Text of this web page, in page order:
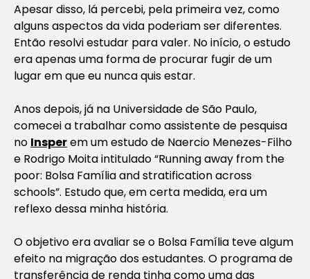
Apesar disso, lá percebi, pela primeira vez, como
alguns aspectos da vida poderiam ser diferentes.
Então resolvi estudar para valer. No início, o estudo
era apenas uma forma de procurar fugir de um
lugar em que eu nunca quis estar.
Anos depois, já na Universidade de São Paulo,
comecei a trabalhar como assistente de pesquisa
no Insperem um estudo de Naercio Menezes-Filho
e Rodrigo Moita intitulado “Running away from the
poor: Bolsa Família and stratification across
schools”. Estudo que, em certa medida, era um
reflexo dessa minha história.
O objetivo era avaliar se o Bolsa Família teve algum
efeito na migração dos estudantes. O programa de
transferência de renda tinha como uma das